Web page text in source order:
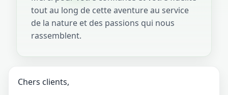
tout au long de cette aventure au service
de la nature et des passions qui nous
rassemblent.
Chers clients,